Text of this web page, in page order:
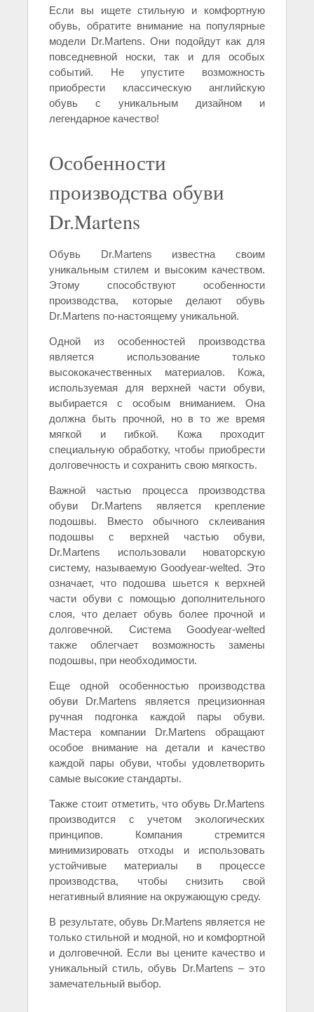
Если вы ищете стильную и комфортную
обувь, обратите внимание на популярные
модели Dr.Martens. Они подойдут как для
повседневной носки, так и для особых
событий. Не упустите возможность
приобрести классическую английскую
обувь с уникальным дизайном и
легендарное качество!
Особенности
производства обуви
Dr.Martens
Обувь Dr.Martens известна своим
уникальным стилем и высоким качеством.
Этому способствуют особенности
производства, которые делают обувь
Dr.Martens по-настоящему уникальной.
Одной из особенностей производства
является использование только
высококачественных материалов. Кожа,
используемая для верхней части обуви,
выбирается с особым вниманием. Она
должна быть прочной, но в то же время
мягкой и гибкой. Кожа проходит
специальную обработку, чтобы приобрести
долговечность и сохранить свою мягкость.
Важной частью процесса производства
обуви Dr.Martens является крепление
подошвы. Вместо обычного склеивания
подошвы с верхней частью обуви,
Dr.Martens использовали новаторскую
систему, называемую Goodyear-welted. Это
означает, что подошва шьется к верхней
части обуви с помощью дополнительного
слоя, что делает обувь более прочной и
долговечной. Система Goodyear-welted
также облегчает возможность замены
подошвы, при необходимости.
Еще одной особенностью производства
обуви Dr.Martens является прецизионная
ручная подгонка каждой пары обуви.
Мастера компании Dr.Martens обращают
особое внимание на детали и качество
каждой пары обуви, чтобы удовлетворить
самые высокие стандарты.
Также стоит отметить, что обувь Dr.Martens
производится с учетом экологических
принципов. Компания стремится
минимизировать отходы и использовать
устойчивые материалы в процессе
производства, чтобы снизить свой
негативный влияние на окружающую среду.
В результате, обувь Dr.Martens является не
только стильной и модной, но и комфортной
и долговечной. Если вы цените качество и
уникальный стиль, обувь Dr.Martens – это
замечательный выбор.